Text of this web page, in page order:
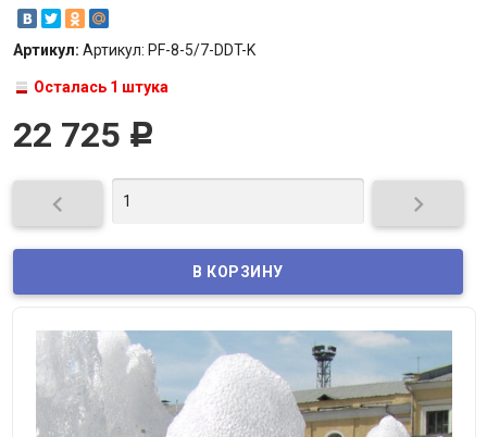
Артикул: Артикул: PF-8-5/7-DDT-K
Осталась 1 штука
22 725 Р
 